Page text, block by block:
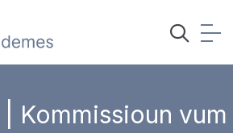
Kommissioun vum